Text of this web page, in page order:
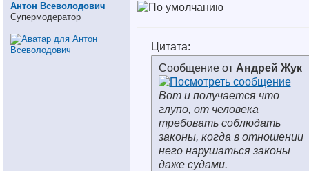
Антон Всеволодович
Супермодератор
Цитата:
Сообщение от Андрей Жук
Вот и получается что
глупо, от человека
требовать соблюдать
законы, когда в отношении
него нарушаться законы
даже судами.